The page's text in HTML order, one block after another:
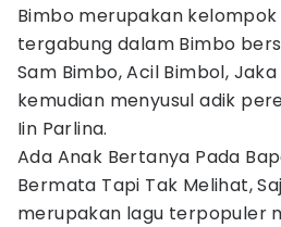
Bimbo merupakan
tergabung dalam Bimbo
Sam Bimbo, Acil Bimbol,
kemudian menyusul adik
Iin Parlina.
Ada Anak Bertanya Pada
Bermata Tapi Tak Melihat,
merupakan lagu terpopuler